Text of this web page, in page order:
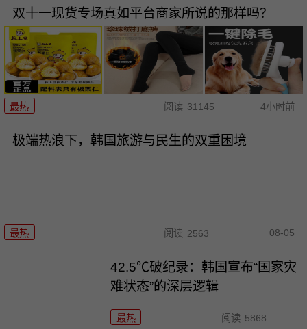
双十一现货专场真如平台商家所说的那样吗？
最热 阅读 31145 4小时前
极端热浪下，韩国旅游与民生的双重困境
最热 阅读 2563 08-05
42.5℃破纪录：韩国宣布“国家灾
难状态”的深层逻辑
最热 阅读 5868